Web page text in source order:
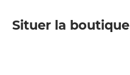
Situer la boutique